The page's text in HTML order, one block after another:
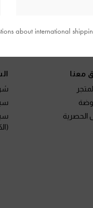
معنا
الحصرية
about international